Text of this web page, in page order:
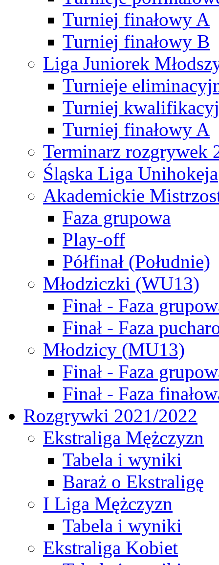
Turniej finałowy A
Turniej finałowy B
Liga Juniorek
Turnieje
Turniej
Turniej finałowy A
Terminarz rozgrywek
Śląska Liga Unihokeja
Akademickie
Faza grupowa
Play-off
Półfinał (Południe)
Młodziczki (WU13)
Finał - Faza
Finał - Faza
Młodzicy (MU13)
Finał - Faza
Finał - Faza
Rozgrywki 2021/2022
Ekstraliga Mężczyzn
Tabela i wyniki
Baraż o Ekstraligę
I Liga Mężczyzn
Tabela i wyniki
Ekstraliga Kobiet